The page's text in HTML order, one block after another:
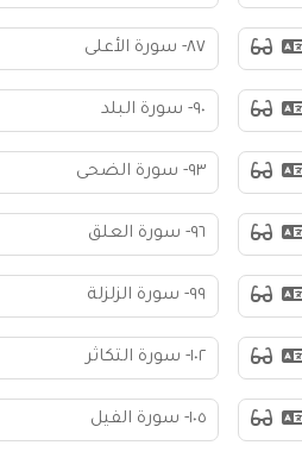
٨٧- سورة الأعلى
٩٠- سورة البلد
٩٣- سورة الضحى
٩٦- سورة العلق
٩٩- سورة الزلزلة
١٠٢- سورة التكاثر
١٠٥- سورة الفيل